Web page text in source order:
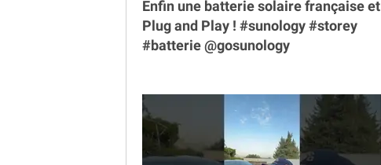
Enfin une batterie solaire française et
Plug and Play ! #sunology #storey
#batterie @gosunology